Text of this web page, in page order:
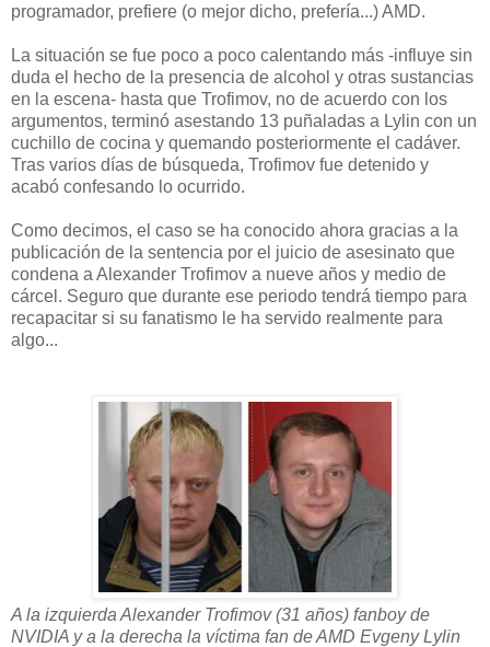
programador, prefiere (o mejor dicho, prefería...) AMD.
La situación se fue poco a poco calentando más -influye sin
duda el hecho de la presencia de alcohol y otras sustancias
en la escena- hasta que Trofimov, no de acuerdo con los
argumentos, terminó asestando 13 puñaladas a Lylin con un
cuchillo de cocina y quemando posteriormente el cadáver.
Tras varios días de búsqueda, Trofimov fue detenido y
acabó confesando lo ocurrido.
Como decimos, el caso se ha conocido ahora gracias a la
publicación de la sentencia por el juicio de asesinato que
condena a Alexander Trofimov a nueve años y medio de
cárcel. Seguro que durante ese periodo tendrá tiempo para
recapacitar si su fanatismo le ha servido realmente para
algo...
A la izquierda Alexander Trofimov (31 años) fanboy de
NVIDIA y a la derecha la víctima fan de AMD Evgeny Lylin